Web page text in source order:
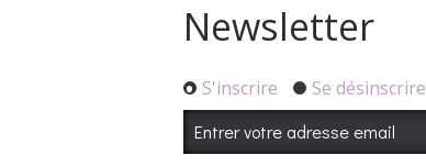
Newsletter
S'inscrire Se désinscrire